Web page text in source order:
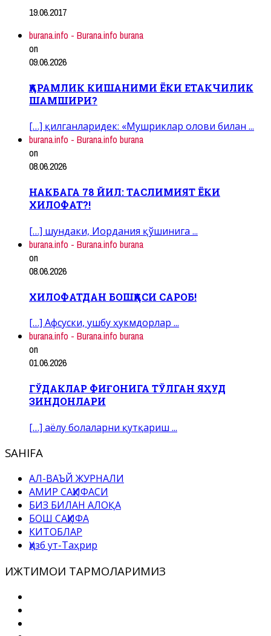
19.06.2017
burana.info - Burana.info burana
on
09.06.2026
ҚАРАМЛИК КИШАНИМИ ЁКИ ЕТАКЧИЛИК
ШАМШИРИ?
[…] қилганларидек: «Мушриклар олови билан ...
burana.info - Burana.info burana
on
08.06.2026
НАКБАГА 78 ЙИЛ: ТАСЛИМИЯТ ЁКИ
ХИЛОФАТ?!
[…] шундаки, Иордания қўшинига ...
burana.info - Burana.info burana
on
08.06.2026
ХИЛОФАТДАН БОШҚАСИ САРОБ!
[…] Афсуски, ушбу ҳукмдорлар ...
burana.info - Burana.info burana
on
01.06.2026
ГЎДАКЛАР ФИҒОНИГА ТЎЛГАН ЯҲУД
ЗИНДОНЛАРИ
[…] аёлу болаларни қутқариш ...
SAHIFA
АЛ-ВАЪЙ ЖУРНАЛИ
АМИР САҲИФАСИ
БИЗ БИЛАН АЛОҚА
БОШ САҲИФА
КИТОБЛАР
Ҳизб ут-Таҳрир
ИЖТИМОИ ТАРМОҚЛАРИМИЗ